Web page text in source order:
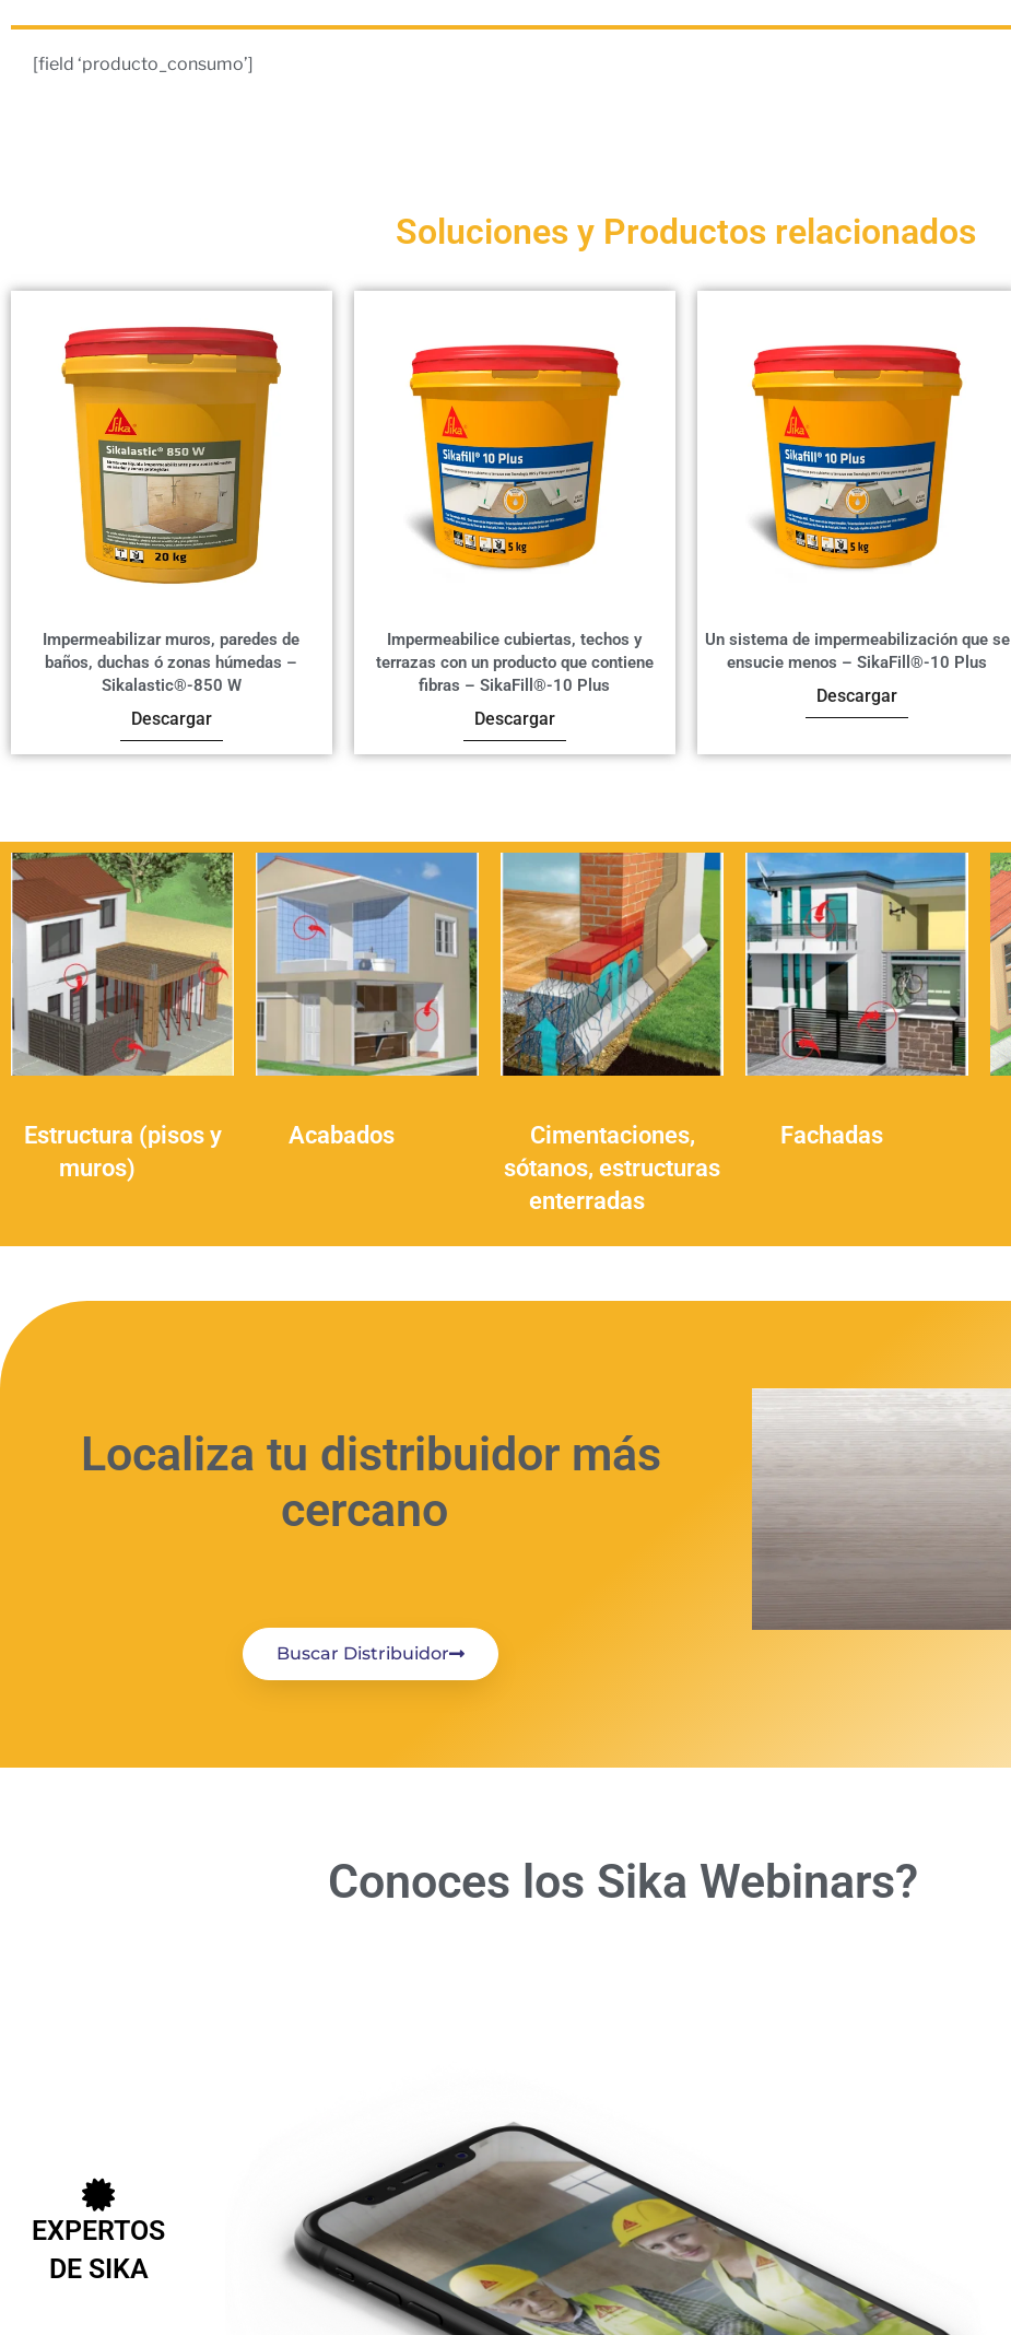
[field ‘producto_consumo’]
Soluciones y Productos relacionados
Impermeabilizar muros, paredes de
baños, duchas ó zonas húmedas –
Sikalastic®-850 W
Descargar
Impermeabilice cubiertas, techos y
terrazas con un producto que contiene
fibras – SikaFill®-10 Plus
Descargar
Un sistema de impermeabilización que se
ensucie menos – SikaFill®-10 Plus
Descargar
Estructura (pisos y
muros)
Acabados
Cimentaciones,
sótanos, estructuras
enterradas
Fachadas
Localiza tu distribuidor más
cercano
Buscar Distribuidor
Conoces los Sika Webinars?
EXPERTOS
DE SIKA